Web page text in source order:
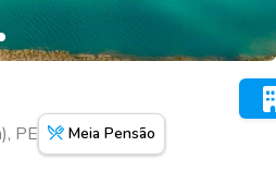
PE Meia Pensão